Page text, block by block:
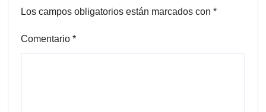
Los campos obligatorios están marcados con *
Comentario *